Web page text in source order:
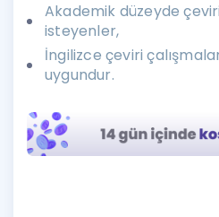
Akademik düzeyde
isteyenler,
İngilizce çeviri
uygundur.